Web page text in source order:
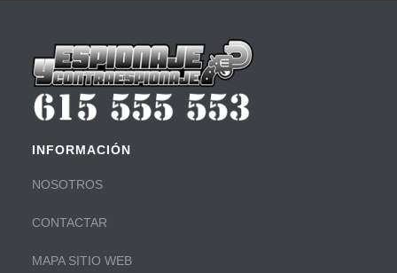
INFORMACIÓN
NOSOTROS
CONTACTAR
MAPA SITIO WEB